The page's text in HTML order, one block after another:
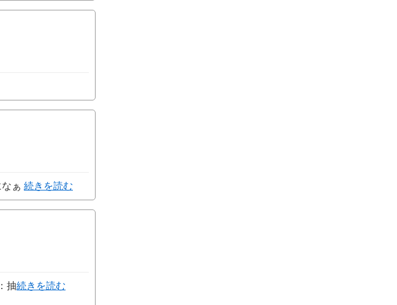
ぁ 続きを読む
抽続きを読む